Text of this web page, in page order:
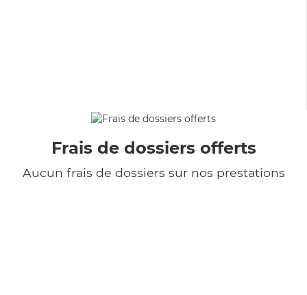
Frais de dossiers offerts
Aucun frais de dossiers sur nos prestations